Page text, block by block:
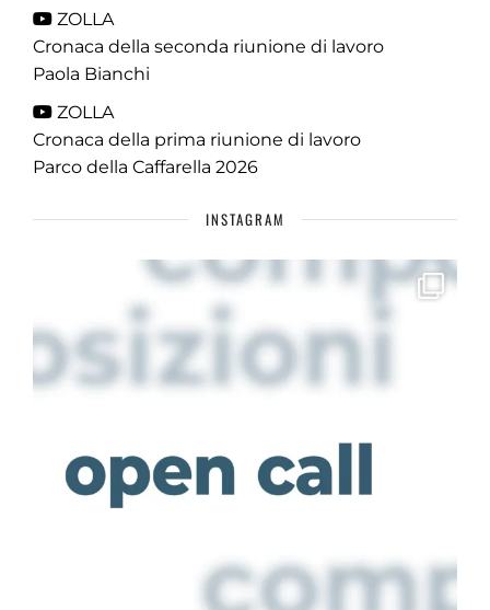
ZOLLA
Cronaca della seconda riunione di lavoro
Paola Bianchi
ZOLLA
Cronaca della prima riunione di lavoro
Parco della Caffarella 2026
INSTAGRAM